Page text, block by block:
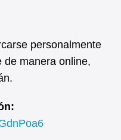
personalmente
de manera online,